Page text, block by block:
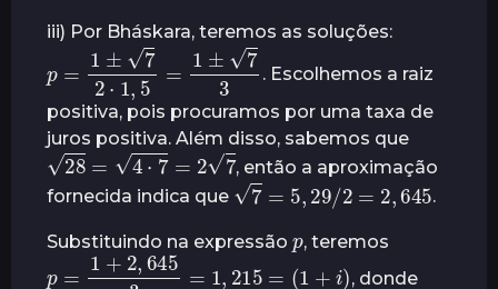
iii) Por Bháskara, teremos as soluções:
=1 ±72⋅1 1±7 3
. Escolhemos a raiz
positiva, pois procuramos por uma taxa de
juros positiva. Além disso, sabemos que
28 4⋅7=
, então a aproximação
fornecida indica que
7 ,29/2= 645
.
Substituindo na expressão , teremos
p=1+2 ,645 1 215 +i
, donde